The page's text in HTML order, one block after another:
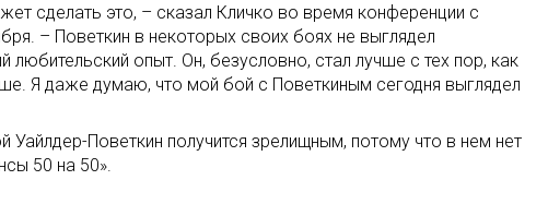
сделать это, – сказал Кличко во время конференции с
– Поветкин в некоторых своих боях не выглядел
любительский опыт. Он, безусловно, стал лучше с тех пор, как
Я даже думаю, что мой бой с Поветкиным сегодня выглядел
Уайлдер-Поветкин получится зрелищным, потому что в нем нет
50 на 50».